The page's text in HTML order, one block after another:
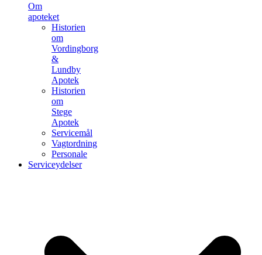
Om
apoteket
Historien
om
Vordingborg
&
Lundby
Apotek
Historien
om
Stege
Apotek
Servicemål
Vagtordning
Personale
Serviceydelser